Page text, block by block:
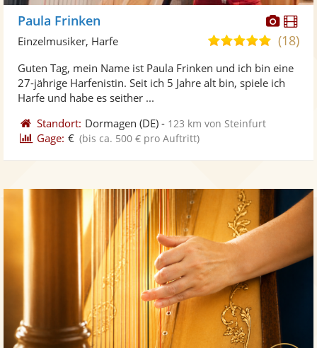
Fotos
Paula Frinken
5,0
5
(18)
Einzelmusiker, Harfe
Guten Tag, mein Name ist Paula Frinken und ich bin eine
27-jährige Harfenistin. Seit ich 5 Jahre alt bin, spiele ich
Harfe und habe es seither ...
Standort: Dormagen (DE) - 123 km von Steinfurt
Gage: € (bis ca. 500 € pro Auftritt)